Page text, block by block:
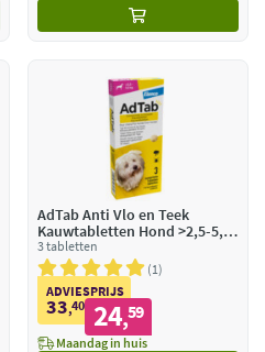
AdTab Anti Vlo en Teek
Kauwtabletten Hond >2,5-5,5
kg
3 tabletten
1
ADVIESPRIJS
33,40 24,59
Maandag in huis